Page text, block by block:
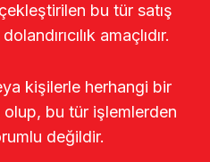
bu tür satış
amaçlıdır.
kişilerle herhangi bir
bu tür işlemlerden
değildir.